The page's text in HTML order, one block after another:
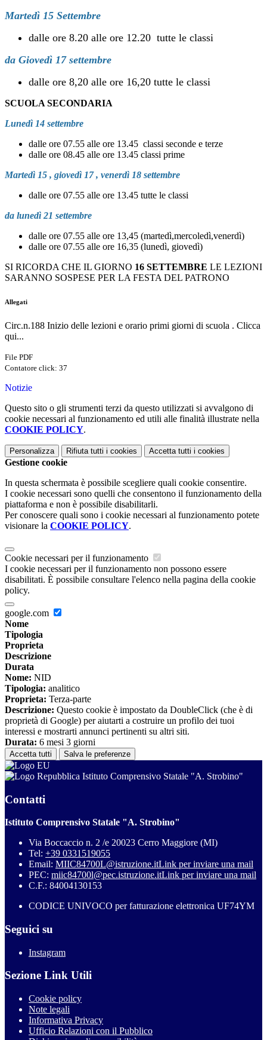
Martedì 15 Settembre
dalle ore 8.20 alle ore 12.20 tutte le classi
da Giovedì 17 settembre
dalle ore 8,20 alle ore 16,20 tutte le classi
SCUOLA SECONDARIA
Lunedì 14 settembre
dalle ore 07.55 alle ore 13.45 classi seconde e terze
dalle ore 08.45 alle ore 13.45 classi prime
Martedì 15 , giovedì 17 , venerdì 18 settembre
dalle ore 07.55 alle ore 13.45 tutte le classi
da lunedì 21 settembre
dalle ore 07.55 alle ore 13,45 (martedì,mercoledì,venerdì)
dalle ore 07.55 alle ore 16,35 (lunedì, giovedì)
SI RICORDA CHE IL GIORNO 16 SETTEMBRE LE LEZIONI
SARANNO SOSPESE PER LA FESTA DEL PATRONO
Allegati
Circ.n.188 Inizio delle lezioni e orario primi giorni di scuola . Clicca
qui...
File PDF
Contatore click: 37
Notizie
Questo sito o gli strumenti terzi da questo utilizzati si avvalgono di
cookie necessari al funzionamento ed utili alle finalità illustrate nella
COOKIE POLICY.
Personalizza Rifiuta tutti i cookies Accetta tutti i cookies
Gestione cookie
In questa schermata è possibile scegliere quali cookie consentire.
I cookie necessari sono quelli che consentono il funzionamento della
piattaforma e non è possibile disabilitarli.
Per conoscere quali sono i cookie necessari al funzionamento potete
visionare la COOKIE POLICY.
Cookie necessari per il funzionamento
I cookie necessari per il funzionamento non possono essere
disabilitati. È possibile consultare l'elenco nella pagina della cookie
policy.
google.com
Nome
Tipologia
Proprieta
Descrizione
Durata
Nome: NID
Tipologia: analitico
Proprieta: Terza-parte
Descrizione: Questo cookie è impostato da DoubleClick (che è di
proprietà di Google) per aiutarti a costruire un profilo dei tuoi
interessi e mostrarti annunci pertinenti su altri siti.
Durata: 6 mesi 3 giorni
Accetta tutti Salva le preferenze
Istituto Comprensivo Statale "A. Strobino"
Contatti
Istituto Comprensivo Statale "A. Strobino"
Via Boccaccio n. 2 /e 20023 Cerro Maggiore (MI)
Tel: +39 0331519055
Email: MIIC84700L@istruzione.itLink per inviare una mail
PEC: miic84700l@pec.istruzione.itLink per inviare una mail
C.F.: 84004130153
CODICE UNIVOCO per fatturazione elettronica UF74YM
Seguici su
Instagram
Sezione Link Utili
Cookie policy
Note legali
Informativa Privacy
Ufficio Relazioni con il Pubblico